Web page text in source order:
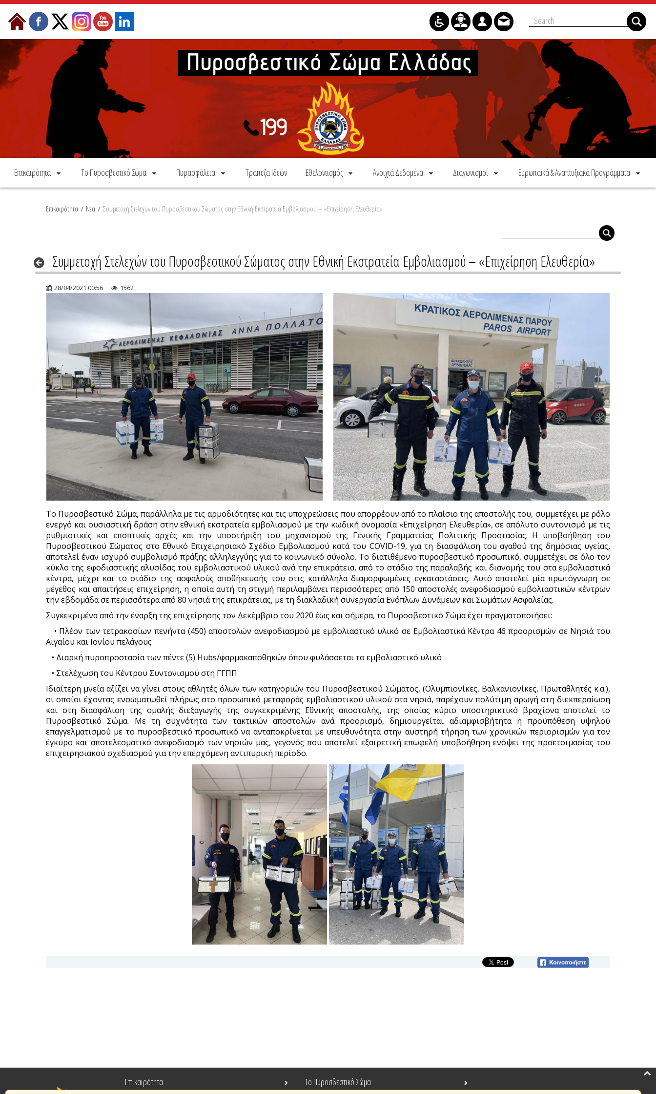
Skip to Content
Επικαιρότητα Το Πυροσβεστικό Σώμα Πυρασφάλεια Τράπεζα Ιδεών Εθελοντισμός Ανοιχτά Δεδομένα Διαγωνισμοί Ευρωπαϊκά & Αναπτυξιακά Προγράμματα
Επικαιρότητα / Νέα / Συμμετοχή Στελεχών του Πυροσβεστικού Σώματος στην Εθνική Εκστρατεία Εμβολιασμού – «Επιχείρηση Ελευθερία»
Συμμετοχή Στελεχών του Πυροσβεστικού Σώματος στην Εθνική Εκστρατεία Εμβολιασμού – «Επιχείρηση Ελευθερία»
28/04/2021 00:56 1562
Το Πυροσβεστικό Σώμα, παράλληλα με τις αρμοδιότητες και τις υποχρεώσεις που απορρέουν από το πλαίσιο της αποστολής του, συμμετέχει με ρόλο
ενεργό και ουσιαστική δράση στην εθνική εκστρατεία εμβολιασμού με την κωδική ονομασία «Επιχείρηση Ελευθερία», σε απόλυτο συντονισμό με τις
ρυθμιστικές και εποπτικές αρχές και την υποστήριξη του μηχανισμού της Γενικής Γραμματείας Πολιτικής Προστασίας. Η υποβοήθηση του
Πυροσβεστικού Σώματος στο Εθνικό Επιχειρησιακό Σχέδιο Εμβολιασμού κατά του COVID-19, για τη διασφάλιση του αγαθού της δημόσιας υγείας,
αποτελεί έναν ισχυρό συμβολισμό πράξης αλληλεγγύης για το κοινωνικό σύνολο. Το διατιθέμενο πυροσβεστικό προσωπικό, συμμετέχει σε όλο τον
κύκλο της εφοδιαστικής αλυσίδας του εμβολιαστικού υλικού ανά την επικράτεια, από τo στάδιο της παραλαβής και διανομής του στα εμβολιαστικά
κέντρα, μέχρι και το στάδιο της ασφαλούς αποθήκευσής του στις κατάλληλα διαμορφωμένες εγκαταστάσεις. Αυτό αποτελεί μία πρωτόγνωρη σε
μέγεθος και απαιτήσεις επιχείρηση, η οποία αυτή τη στιγμή περιλαμβάνει περισσότερες από 150 αποστολές ανεφοδιασμού εμβολιαστικών κέντρων
την εβδομάδα σε περισσότερα από 80 νησιά της επικράτειας, με τη διακλαδική συνεργασία Ενόπλων Δυνάμεων και Σωμάτων Ασφαλείας.
Συγκεκριμένα από την έναρξη της επιχείρησης τον Δεκέμβριο του 2020 έως και σήμερα, το Πυροσβεστικό Σώμα έχει πραγματοποιήσει:
• Πλέον των τετρακοσίων πενήντα (450) αποστολών ανεφοδιασμού με εμβολιαστικό υλικό σε Εμβολιαστικά Κέντρα 46 προορισμών σε Νησιά του
Αιγαίου και Ιονίου πελάγους
• Διαρκή πυροπροστασία των πέντε (5) Hubs/φαρμακαποθηκών όπου φυλάσσεται το εμβολιαστικό υλικό
• Στελέχωση του Κέντρου Συντονισμού στη ΓΓΠΠ
Ιδιαίτερη μνεία αξίζει να γίνει στους αθλητές όλων των κατηγοριών του Πυροσβεστικού Σώματος, (Ολυμπιονίκες, Βαλκανιονίκες, Πρωταθλητές κ.α.),
οι οποίοι έχοντας ενσωματωθεί πλήρως στο προσωπικό μεταφοράς εμβολιαστικού υλικού στα νησιά, παρέχουν πολύτιμη αρωγή στη διεκπεραίωση
και στη διασφάλιση της ομαλής διεξαγωγής της συγκεκριμένης Εθνικής αποστολής, της οποίας κύριο υποστηρικτικό βραχίονα αποτελεί το
Πυροσβεστικό Σώμα. Με τη συχνότητα των τακτικών αποστολών ανά προορισμό, δημιουργείται αδιαμφισβήτητα η προϋπόθεση υψηλού
επαγγελματισμού με το πυροσβεστικό προσωπικό να ανταποκρίνεται με υπευθυνότητα στην αυστηρή τήρηση των χρονικών περιορισμών για τον
έγκυρο και αποτελεσματικό ανεφοδιασμό των νησιών μας, γεγονός που αποτελεί εξαιρετική επωφελή υποβοήθηση ενόψει της προετοιμασίας του
επιχειρησιακού σχεδιασμού για την επερχόμενη αντιπυρική περίοδο.
Επικαιρότητα Το Πυροσβεστικό Σώμα